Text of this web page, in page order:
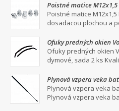
Poistné matice M12x1,5
dosadacou plochou a
Poistné matice
dosadacou plochou a
Ofuky predných okien
dymové, sada 2 ks
Ofuky predných okien
dymové, sada 2 ks
Plynová vzpera veka
Plynová vzpera veka
Plynová vzpera veka